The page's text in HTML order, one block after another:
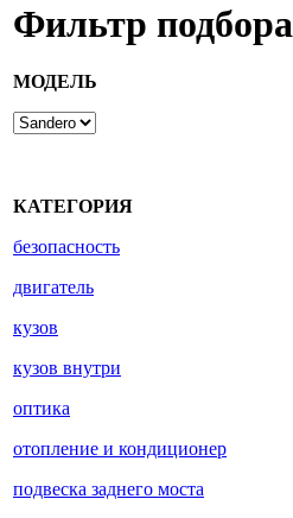
Фильтр подбора
МОДЕЛЬ
КАТЕГОРИЯ
безопасность
двигатель
кузов
кузов внутри
оптика
отопление и кондиционер
подвеска заднего моста